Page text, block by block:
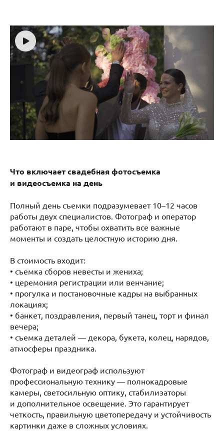
Что включает свадебная фотосъемка
и видеосъемка на день
Полный день съемки подразумевает 10–12 часов
работы двух специалистов. Фотограф и оператор
работают в паре, чтобы охватить все важные
моменты и создать целостную историю дня.
В стоимость входит:
• съемка сборов невесты и жениха;
• церемония регистрации или венчание;
• прогулка и постановочные кадры на выбранных
локациях;
• банкет, поздравления, первый танец, торт и финал
вечера;
• съемка деталей — декора, букета, колец, нарядов,
атмосферы праздника.
Фотограф и видеограф используют
профессиональную технику — полнокадровые
камеры, светосильную оптику, стабилизаторы
и дополнительное освещение. Это гарантирует
четкость, правильную цветопередачу и устойчивость
картинки даже в сложных условиях.